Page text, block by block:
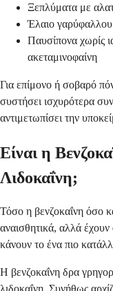
Ξεπλύματα με
Έλαιο γαρύφαλλου
Παυσίπονα χωρίς
ακεταμινοφαίνη
Για επίμονο ή σοβαρό
συστήσει ισχυρότερα
αντιμετωπίσει την
Είναι η
Λιδοκαΐνη;
Τόσο η βενζοκαΐνη όσο
αναισθητικά, αλλά
κάνουν το ένα πιο
Η βενζοκαΐνη δρα